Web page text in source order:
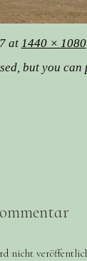
at 1440 × 1080
but you can
nicht